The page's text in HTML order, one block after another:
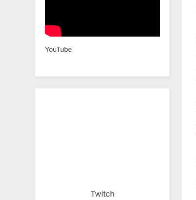
YouTube
Twitch